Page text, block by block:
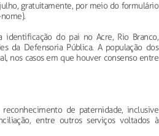
gratuitamente, por meio do formulário
do pai no Acre, Rio Branco,
da Defensoria Pública. A população dos
nos casos em que houver consenso entre
de paternidade, inclusive
entre outros serviços voltados à